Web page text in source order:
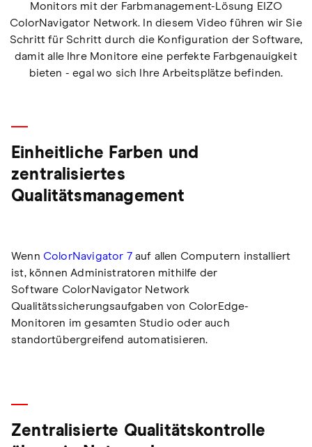
Monitors mit der Farbmanagement-Lösung EIZO
ColorNavigator Network. In diesem Video führen wir Sie
Schritt für Schritt durch die Konfiguration der Software,
damit alle Ihre Monitore eine perfekte Farbgenauigkeit
bieten - egal wo sich Ihre Arbeitsplätze befinden.
Einheitliche Farben und
zentralisiertes
Qualitätsmanagement
Wenn ColorNavigator 7auf allen Computern installiert
ist, können Administratoren mithilfe der
Software ColorNavigator Network
Qualitätssicherungsaufgaben von ColorEdge-
Monitoren im gesamten Studio oder auch
standortübergreifend automatisieren.
Zentralisierte Qualitätskontrolle